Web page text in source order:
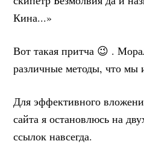
Кина...»
Вот такая притча 😉 .
различные методы, что мы
Для эффективного
сайта я остановлюсь на
ссылок навсегда.